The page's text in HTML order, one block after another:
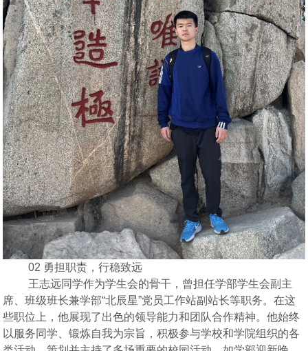
02 勇担职责，行稳致远
王志远同学作为学生会的骨干，曾担任学部学生会副主
席、班级班长兼学部“北辰星”党员工作站副站长等职务。在这
些职位上，他展现了出色的领导能力和团队合作精神。他始终
以服务同学、锻炼自我为宗旨，积极参与学校和学院组织的各